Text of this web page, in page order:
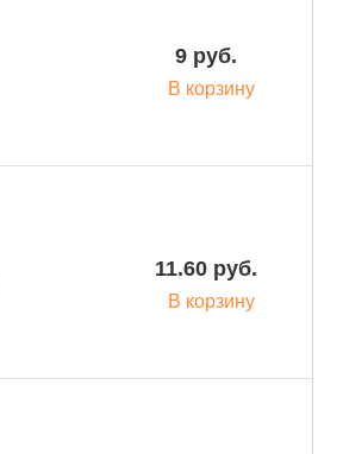
9 руб.
В корзину
11.60 руб.
В корзину